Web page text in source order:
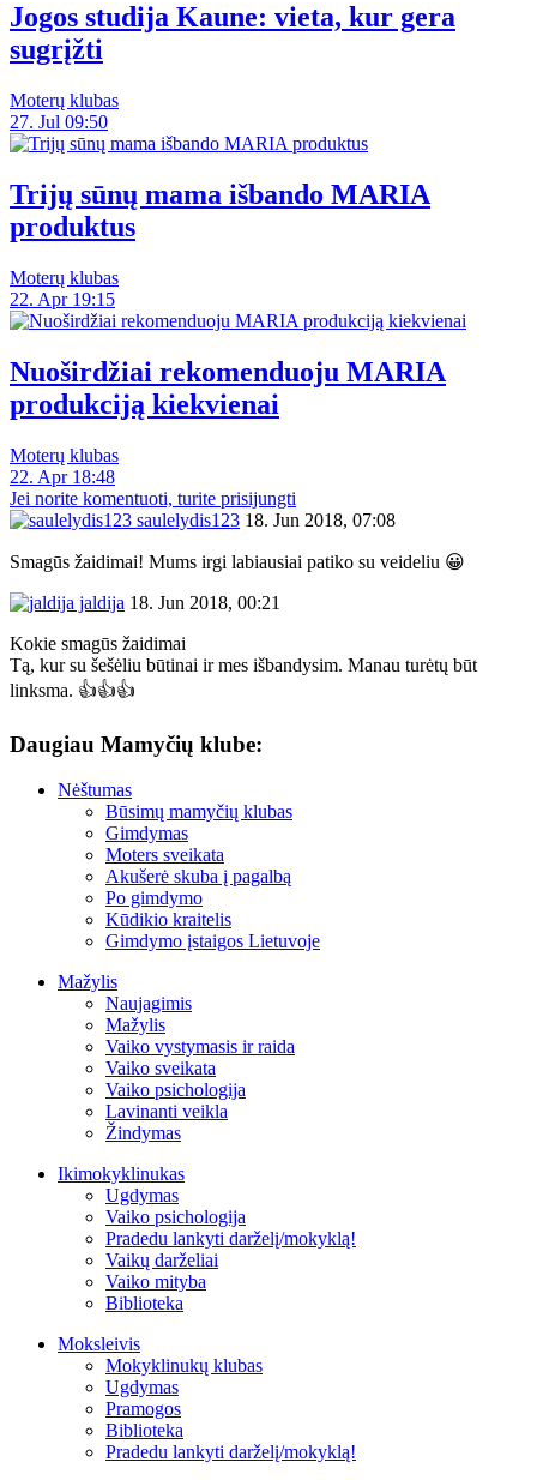
Jogos studija Kaune: vieta, kur gera
sugrįžti
Moterų klubas
27. Jul 09:50
Trijų sūnų mama išbando MARIA
produktus
Moterų klubas
22. Apr 19:15
Nuoširdžiai rekomenduoju MARIA
produkciją kiekvienai
Moterų klubas
22. Apr 18:48
Jei norite komentuoti, turite prisijungti
saulelydis123 18. Jun 2018, 07:08
Smagūs žaidimai! Mums irgi labiausiai patiko su veideliu 😀
jaldija 18. Jun 2018, 00:21
Kokie smagūs žaidimai
Tą, kur su šešėliu būtinai ir mes išbandysim. Manau turėtų būt
linksma. 👍👍👍
Daugiau Mamyčių klube:
Nėštumas
Būsimų mamyčių klubas
Gimdymas
Moters sveikata
Akušerė skuba į pagalbą
Po gimdymo
Kūdikio kraitelis
Gimdymo įstaigos Lietuvoje
Mažylis
Naujagimis
Mažylis
Vaiko vystymasis ir raida
Vaiko sveikata
Vaiko psichologija
Lavinanti veikla
Žindymas
Ikimokyklinukas
Ugdymas
Vaiko psichologija
Pradedu lankyti darželį/mokyklą!
Vaikų darželiai
Vaiko mityba
Biblioteka
Moksleivis
Mokyklinukų klubas
Ugdymas
Pramogos
Biblioteka
Pradedu lankyti darželį/mokyklą!